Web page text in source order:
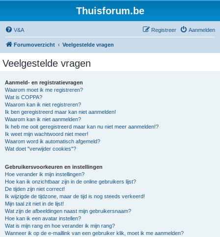
Thuisforum.be
V&A Aanmelden
Registreer
Forumoverzicht Veelgestelde vragen
Veelgestelde vragen
Aanmeld- en registratievragen
Waarom moet ik me registreren?
Wat is COPPA?
Waarom kan ik niet registreren?
Ik ben geregistreerd maar kan niet aanmelden!
Waarom kan ik niet aanmelden?
Ik heb me ooit geregistreerd maar kan nu niet meer aanmelden!?
Ik weet mijn wachtwoord niet meer!
Waarom word ik automatisch afgemeld?
Wat doet "verwijder cookies"?
Gebruikersvoorkeuren en instellingen
Hoe verander ik mijn instellingen?
Hoe kan ik onzichtbaar zijn in de online gebruikers lijst?
De tijden zijn niet correct!
Ik wijzigde de tijdzone, maar de tijd is nog steeds verkeerd!
Mijn taal zit niet in de lijst!
Wat zijn de afbeeldingen naast mijn gebruikersnaam?
Hoe kan ik een avatar instellen?
Wat is mijn rang en hoe verander ik mijn rang?
Wanneer ik op de e-maillink van een gebruiker klik, moet ik me aanmelden?